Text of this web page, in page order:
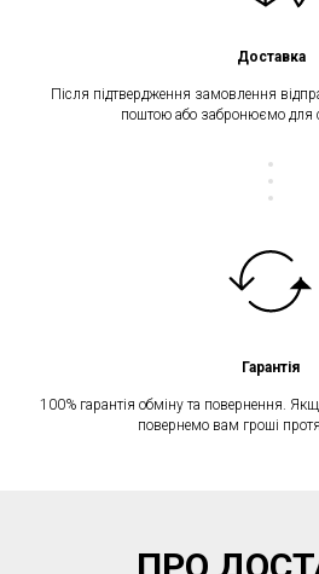
Доставка
Після підтвердження замовлення
поштою або забронюємо для
Гарантія
100% гарантія обміну та повернення.
повернемо вам гроші